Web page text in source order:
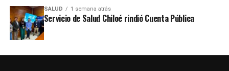
SALUD 1 semana atrás
Servicio de Salud Chiloé rindió Cuenta Pública